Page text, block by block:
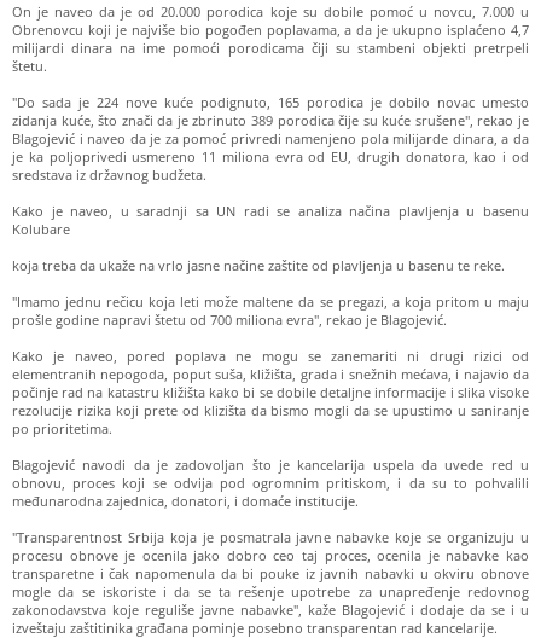
On je naveo da je od 20.000 porodica koje su dobile pomoć u novcu, 7.000 u
Obrenovcu koji je najviše bio pogođen poplavama, a da je ukupno isplaćeno 4,7
milijardi dinara na ime pomoći porodicama čiji su stambeni objekti pretrpeli
štetu.
"Do sada je 224 nove kuće podignuto, 165 porodica je dobilo novac umesto
zidanja kuće, što znači da je zbrinuto 389 porodica čije su kuće srušene", rekao je
Blagojević i naveo da je za pomoć privredi namenjeno pola milijarde dinara, a da
je ka poljoprivedi usmereno 11 miliona evra od EU, drugih donatora, kao i od
sredstava iz državnog budžeta.
Kako je naveo, u saradnji sa UN radi se analiza načina plavljenja u basenu
Kolubare
koja treba da ukaže na vrlo jasne načine zaštite od plavljenja u basenu te reke.
"Imamo jednu rečicu koja leti može maltene da se pregazi, a koja pritom u maju
prošle godine napravi štetu od 700 miliona evra", rekao je Blagojević.
Kako je naveo, pored poplava ne mogu se zanemariti ni drugi rizici od
elementranih nepogoda, poput suša, kližišta, grada i snežnih mećava, i najavio da
počinje rad na katastru kližišta kako bi se dobile detaljne informacije i slika visoke
rezolucije rizika koji prete od klizišta da bismo mogli da se upustimo u saniranje
po prioritetima.
Blagojević navodi da je zadovoljan što je kancelarija uspela da uvede red u
obnovu, proces koji se odvija pod ogromnim pritiskom, i da su to pohvalili
međunarodna zajednica, donatori, i domaće institucije.
"Transparentnost Srbija koja je posmatrala javne nabavke koje se organizuju u
procesu obnove je ocenila jako dobro ceo taj proces, ocenila je nabavke kao
transparetne i čak napomenula da bi pouke iz javnih nabavki u okviru obnove
mogle da se iskoriste i da se ta rešenje upotrebe za unapređenje redovnog
zakonodavstva koje reguliše javne nabavke", kaže Blagojević i dodaje da se i u
izveštaju zaštitinika građana pominje posebno transparentan rad kancelarije.